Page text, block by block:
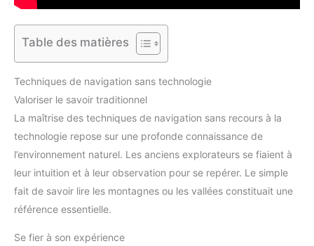
Table des matières
Techniques de navigation sans technologie
Valoriser le savoir traditionnel
La maîtrise des techniques de navigation sans recours à la
technologie repose sur une profonde connaissance de
l’environnement naturel. Les anciens explorateurs se fiaient à
leur intuition et à leur observation pour se repérer. Le simple
fait de savoir lire les montagnes ou les vallées constituait une
référence essentielle.
Se fier à son expérience